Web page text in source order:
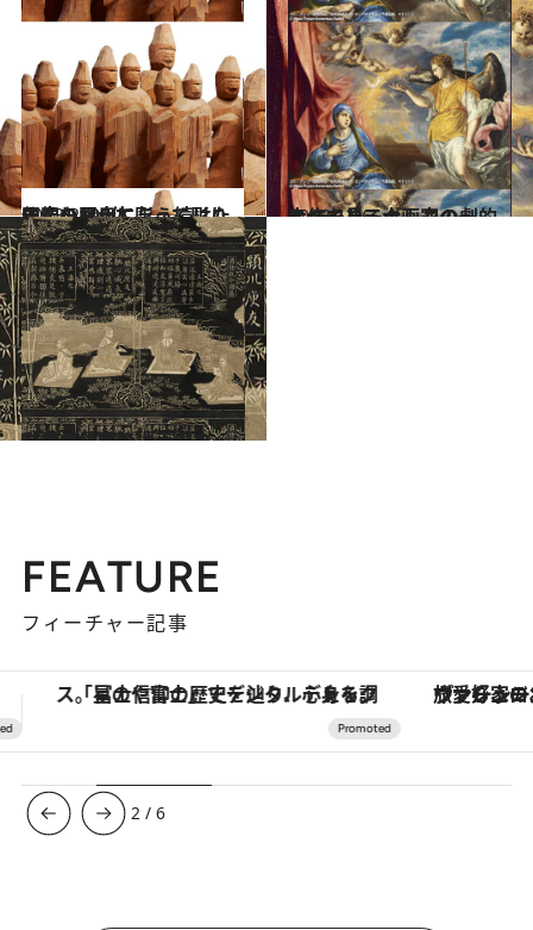
2013.2.9
仏像を彫って彫って彫りまくり民衆に与え続けた円空の100体
カルチャー 2013.1.26
スペイン三大画家の一人、エル・グレコの劇的大作を見る！
カルチャー
2013.1.12
「書の最高峰は王羲之」だけど「字の上手い人」じゃない!?
カルチャー
FEATURE
フィーチャー記事
ヴァシュロン・コンスタンタン「オーヴァーシーズ・オートマティック」。旅愛好家のお気に入りコレクションから、ジェンダーレスな新作が登場 【夏限定ディナーコース】旬を
3 /6